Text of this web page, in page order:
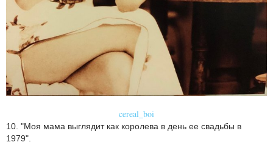
cereal_boi
10. "Моя мама выглядит как королева в день ее свадьбы в
1979".